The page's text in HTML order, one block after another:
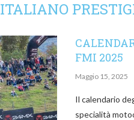
ITALIANO
FMI 2025
Maggio 15, 2025
Il calendario
specialità